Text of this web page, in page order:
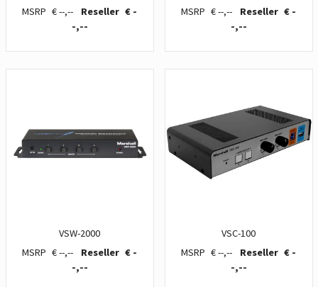
€ --,--
€ -
-,--
€ --,--
€ -
-,--
VSW-2000
€ --,--
€ -
-,--
VSC-100
€ --,--
€ -
-,--